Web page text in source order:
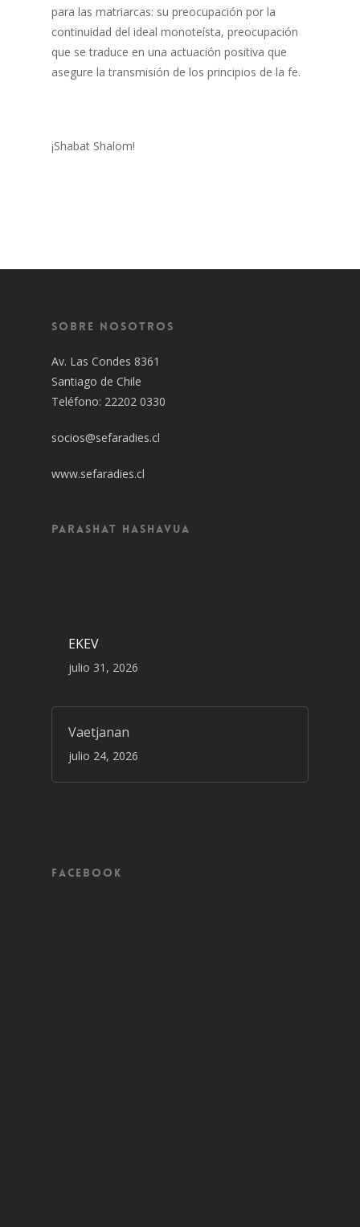
para las matriarcas: su preocupación por la
continuidad del ideal monoteísta, preocupación
que se traduce en una actuación positiva que
asegure la transmisión de los principios de la fe.
¡Shabat Shalom!
Sobre Nosotros
Av. Las Condes 8361
Santiago de Chile
Teléfono: 22202 0330
socios@sefaradies.cl
www.sefaradies.cl
Parashat Hashavua
EKEV
julio 31, 2026
Vaetjanan
julio 24, 2026
Facebook